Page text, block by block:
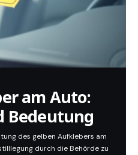
am Auto:
Bedeutung
des gelben Aufklebers am
durch die Behörde zu